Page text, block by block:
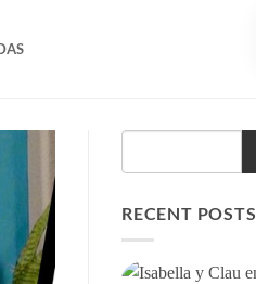
RECENT POSTS